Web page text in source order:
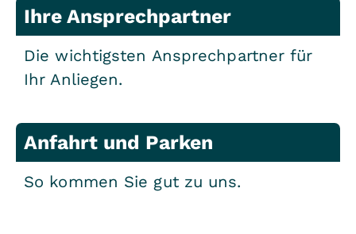
Ihre Ansprechpartner
Die wichtigsten Ansprechpartner für
Ihr Anliegen.
Anfahrt und Parken
So kommen Sie gut zu uns.